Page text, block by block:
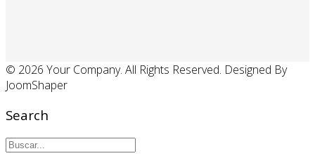
© 2026 Your Company. All Rights Reserved. Designed By
JoomShaper
Search